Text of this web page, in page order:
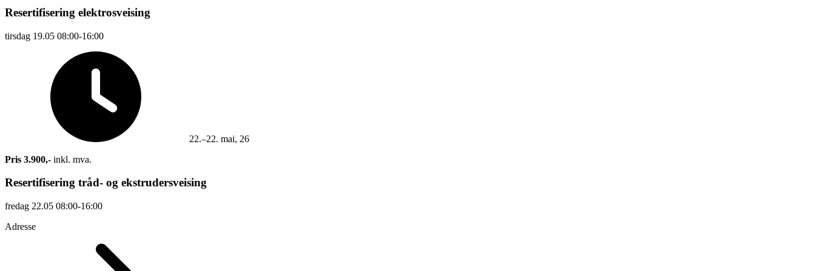
Resertifisering elektrosveising
tirsdag 19.05 08:00-16:00
22.–22. mai, 26
Pris 3.900,- inkl. mva.
Resertifisering tråd- og ekstrudersveising
fredag 22.05 08:00-16:00
Adresse